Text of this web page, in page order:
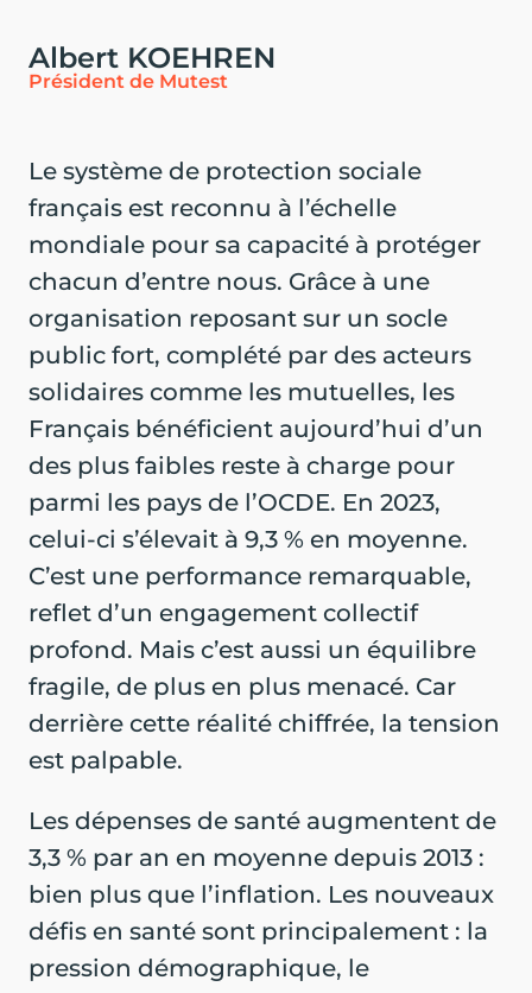
Albert KOEHREN
Président de Mutest
Le système de protection sociale
français est reconnu à l’échelle
mondiale pour sa capacité à protéger
chacun d’entre nous. Grâce à une
organisation reposant sur un socle
public fort, complété par des acteurs
solidaires comme les mutuelles, les
Français bénéficient aujourd’hui d’un
des plus faibles reste à charge pour
parmi les pays de l’OCDE. En 2023,
celui-ci s’élevait à 9,3 % en moyenne.
C’est une performance remarquable,
reflet d’un engagement collectif
profond. Mais c’est aussi un équilibre
fragile, de plus en plus menacé. Car
derrière cette réalité chiffrée, la tension
est palpable.
Les dépenses de santé augmentent de
3,3 % par an en moyenne depuis 2013 :
bien plus que l’inflation. Les nouveaux
défis en santé sont principalement : la
pression démographique, le